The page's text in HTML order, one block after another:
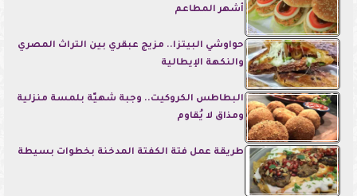
أشهر المطاعم
حواوشي البيتزا.. مزيج عبقري بين التراث المصري
والنكهة الإيطالية
البطاطس الكروكيت.. وجبة شهيّة بلمسة منزلية
ومذاق لا يُقاوم
طريقة عمل فتة الكفتة المدخنة بخطوات بسيطة